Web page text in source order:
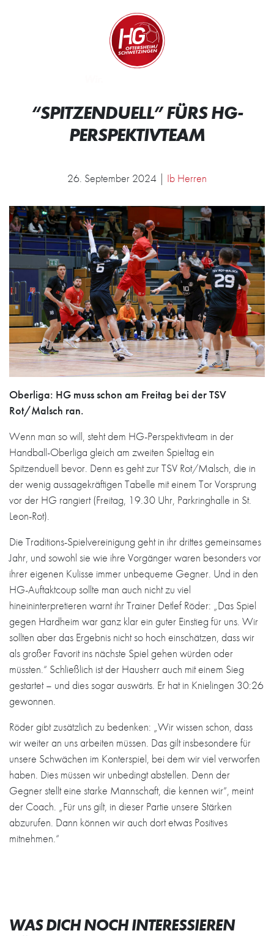
Zur Startseite
“SPITZENDUELL” FÜRS HG-
PERSPEKTIVTEAM
26. September 2024 | Ib Herren
Oberliga: HG muss schon am Freitag bei der TSV
Rot/Malsch ran.
Wenn man so will, steht dem HG-Perspektivteam in der
Handball-Oberliga gleich am zweiten Spieltag ein
Spitzenduell bevor. Denn es geht zur TSV Rot/Malsch, die in
der wenig aussagekräftigen Tabelle mit einem Tor Vorsprung
vor der HG rangiert (Freitag, 19.30 Uhr, Parkringhalle in St.
Leon-Rot).
Die Traditions-Spielvereinigung geht in ihr drittes gemeinsames
Jahr, und sowohl sie wie ihre Vorgänger waren besonders vor
ihrer eigenen Kulisse immer unbequeme Gegner. Und in den
HG-Auftaktcoup sollte man auch nicht zu viel
hineininterpretieren warnt ihr Trainer Detlef Röder: „Das Spiel
gegen Hardheim war ganz klar ein guter Einstieg für uns. Wir
sollten aber das Ergebnis nicht so hoch einschätzen, dass wir
als großer Favorit ins nächste Spiel gehen würden oder
müssten.“ Schließlich ist der Hausherr auch mit einem Sieg
gestartet – und dies sogar auswärts. Er hat in Knielingen 30:26
gewonnen.
Röder gibt zusätzlich zu bedenken: „Wir wissen schon, dass
wir weiter an uns arbeiten müssen. Das gilt insbesondere für
unsere Schwächen im Konterspiel, bei dem wir viel verworfen
haben. Dies müssen wir unbedingt abstellen. Denn der
Gegner stellt eine starke Mannschaft, die kennen wir“, meint
der Coach. „Für uns gilt, in dieser Partie unsere Stärken
abzurufen. Dann können wir auch dort etwas Positives
mitnehmen.“
WAS DICH NOCH INTERESSIEREN